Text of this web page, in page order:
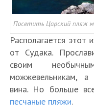
Посетить Царский пляж
Располагается этот
от Судака.
своим
можжевельникам,
вина. Но больше
песчаные пляжи.